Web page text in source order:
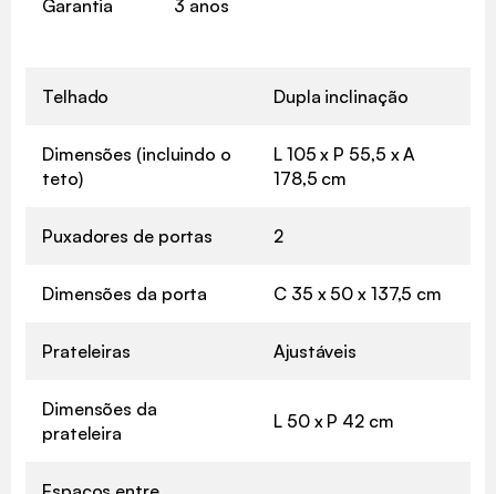
Garantia 3 anos
Telhado Dupla inclinação
Dimensões (incluindo o
teto)
L 105 x P 55,5 x A
178,5 cm
Puxadores de portas 2
Dimensões da porta C 35 x 50 x 137,5 cm
Prateleiras Ajustáveis
Dimensões da
prateleira
L 50 x P 42 cm